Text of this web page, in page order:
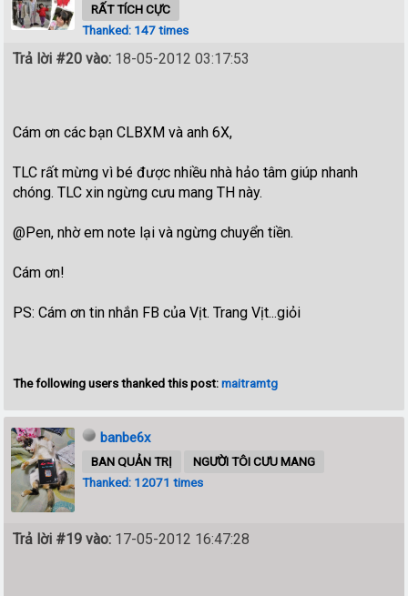
RẤT TÍCH CỰC
Thanked: 147 times
Trả lời #20 vào: 18-05-2012 03:17:53
Cám ơn các bạn CLBXM và anh 6X,
TLC rất mừng vì bé được nhiều nhà hảo tâm giúp nhanh
chóng. TLC xin ngừng cưu mang TH này.
@Pen, nhờ em note lại và ngừng chuyển tiền.
Cám ơn!
PS: Cám ơn tin nhắn FB của Vịt. Trang Vịt...giỏi
The following users thanked this post:maitramtg
banbe6x
BAN QUẢN TRỊ
NGƯỜI TÔI CƯU MANG
Thanked: 12071 times
Trả lời #19 vào: 17-05-2012 16:47:28